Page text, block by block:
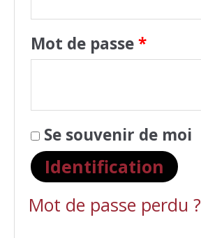
Mot de passe*
Se souvenir de moi
Identification
Mot de passe perdu ?